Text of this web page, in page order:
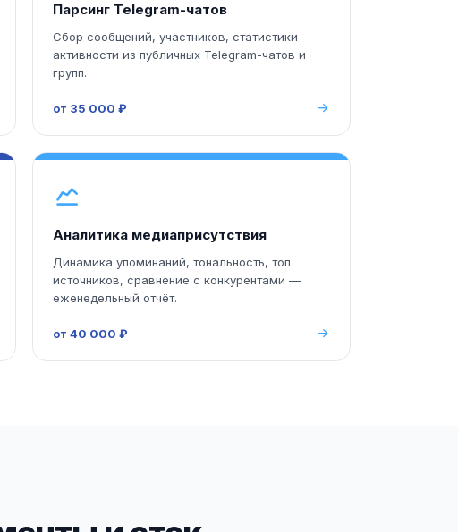
Парсинг Telegram-чатов
Сбор сообщений, участников, статистики
активности из публичных Telegram-чатов и
групп.
от 35 000 ₽
Аналитика медиаприсутствия
Динамика упоминаний, тональность, топ
источников, сравнение с конкурентами —
еженедельный отчёт.
от 40 000 ₽